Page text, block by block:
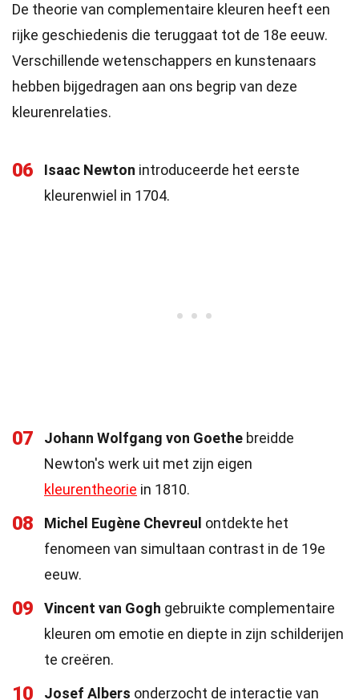
De theorie van complementaire kleuren heeft een
rijke geschiedenis die teruggaat tot de 18e eeuw.
Verschillende wetenschappers en kunstenaars
hebben bijgedragen aan ons begrip van deze
kleurenrelaties.
06 Isaac Newton introduceerde het eerste
kleurenwiel in 1704.
07 Johann Wolfgang von Goethe breidde
Newton's werk uit met zijn eigen
kleurentheorie in 1810.
08 Michel Eugène Chevreul ontdekte het
fenomeen van simultaan contrast in de 19e
eeuw.
09 Vincent van Gogh gebruikte complementaire
kleuren om emotie en diepte in zijn schilderijen
te creëren.
10 Josef Albers onderzocht de interactie van